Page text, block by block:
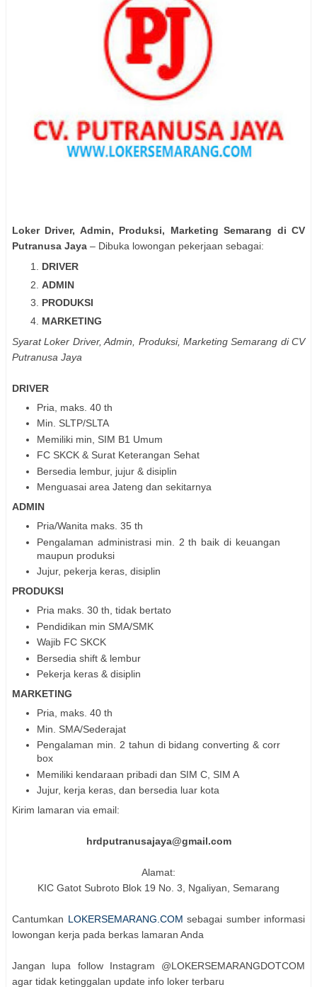
Loker Driver, Admin, Produksi, Marketing Semarang di CV
Putranusa Jaya – Dibuka lowongan pekerjaan sebagai:
DRIVER
ADMIN
PRODUKSI
MARKETING
Syarat Loker Driver, Admin, Produksi, Marketing Semarang di CV
Putranusa Jaya
DRIVER
Pria, maks. 40 th
Min. SLTP/SLTA
Memiliki min, SIM B1 Umum
FC SKCK & Surat Keterangan Sehat
Bersedia lembur, jujur & disiplin
Menguasai area Jateng dan sekitarnya
ADMIN
Pria/Wanita maks. 35 th
Pengalaman administrasi min. 2 th baik di keuangan
maupun produksi
Jujur, pekerja keras, disiplin
PRODUKSI
Pria maks. 30 th, tidak bertato
Pendidikan min SMA/SMK
Wajib FC SKCK
Bersedia shift & lembur
Pekerja keras & disiplin
MARKETING
Pria, maks. 40 th
Min. SMA/Sederajat
Pengalaman min. 2 tahun di bidang converting & corr
box
Memiliki kendaraan pribadi dan SIM C, SIM A
Jujur, kerja keras, dan bersedia luar kota
Kirim lamaran via email:
hrdputranusajaya@gmail.com
Alamat:
KIC Gatot Subroto Blok 19 No. 3, Ngaliyan, Semarang
Cantumkan LOKERSEMARANG.COM sebagai sumber informasi
lowongan kerja pada berkas lamaran Anda
Jangan lupa follow Instagram @LOKERSEMARANGDOTCOM
agar tidak ketinggalan update info loker terbaru